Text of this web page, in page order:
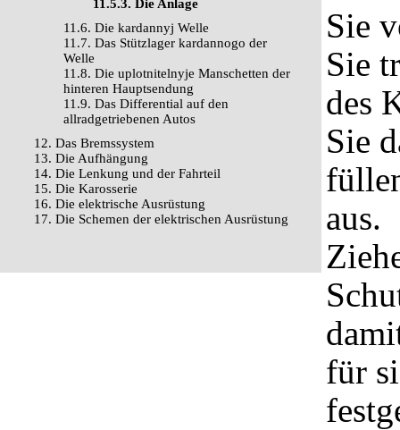
11.5.3. Die Anlage
11.6. Die kardannyj Welle
11.7. Das Stützlager kardannogo der
Welle
11.8. Die uplotnitelnyje Manschetten der
hinteren Hauptsendung
11.9. Das Differential auf den
allradgetriebenen Autos
12. Das Bremssystem
13. Die Aufhängung
14. Die Lenkung und der Fahrteil
15. Die Karosserie
16. Die elektrische Ausrüstung
17. Die Schemen der elektrischen Ausrüstung
Sie
Sie
des
Sie
aus.
für